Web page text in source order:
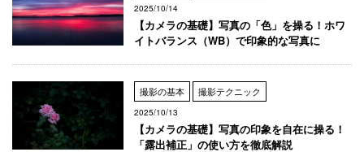
2025/10/14
【カメラの基礎】写真の「色」を操る！ホワ
イトバランス（WB）で印象的な写真に
撮影の基本 撮影テクニック
2025/10/13
【カメラの基礎】写真の印象を自在に操る！
「露出補正」の使い方を徹底解説